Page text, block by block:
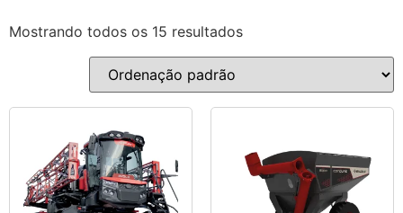
Mostrando todos os 15 resultados